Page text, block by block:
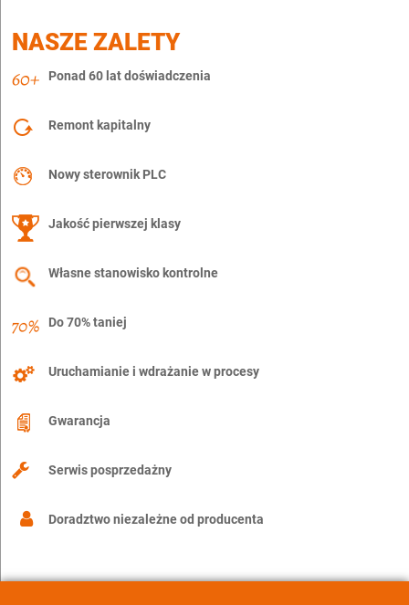
NASZE ZALETY
Ponad 60 lat doświadczenia
Remont kapitalny
Nowy sterownik PLC
Jakość pierwszej klasy
Własne stanowisko kontrolne
Do 70% taniej
Uruchamianie i wdrażanie w procesy
Gwarancja
Serwis posprzedażny
Doradztwo niezależne od producenta